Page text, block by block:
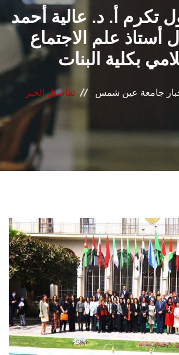
الشئون الأكاديمية
البحث العلمي
المراكز والوحدات
الأنظمة الذكية
الطلاب
هيئة التدريس
الدراسات العليا
الخريجين
تكرم أ. د. عالية أحمد
أستاذ علم الاجتماع
بكلية البنات
جامعة عين شمس تفاصيل الخبر